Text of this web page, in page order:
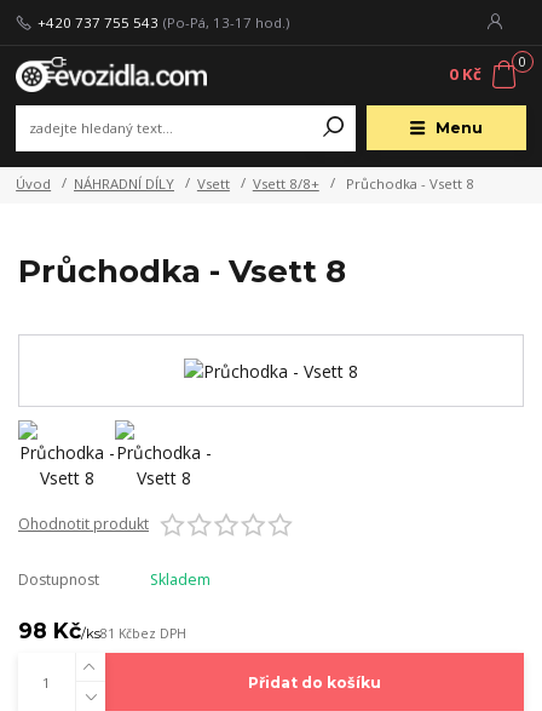
Menu
+420 737 755 543 (Po-Pá, 13-17 hod.)
0
0 Kč
Úvod NÁHRADNÍ DÍLY Vsett Vsett 8/8+ Průchodka - Vsett 8
Průchodka - Vsett 8
Ohodnotit produkt
Dostupnost Skladem
98 Kč/ks81 Kčbez DPH
Přidat do košíku